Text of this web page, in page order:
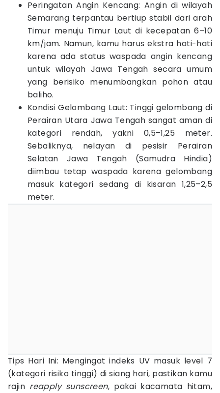
Peringatan Angin Kencang: Angin di wilayah
Semarang terpantau bertiup stabil dari arah
Timur menuju Timur Laut di kecepatan 6–10
km/jam. Namun, kamu harus ekstra hati-hati
karena ada status waspada angin kencang
untuk wilayah Jawa Tengah secara umum
yang berisiko menumbangkan pohon atau
baliho.
Kondisi Gelombang Laut: Tinggi gelombang di
Perairan Utara Jawa Tengah sangat aman di
kategori rendah, yakni 0,5–1,25 meter.
Sebaliknya, nelayan di pesisir Perairan
Selatan Jawa Tengah (Samudra Hindia)
diimbau tetap waspada karena gelombang
masuk kategori sedang di kisaran 1,25–2,5
meter.
Tips Hari Ini: Mengingat indeks UV masuk level 7
(kategori risiko tinggi) di siang hari, pastikan kamu
rajin reapply sunscreen, pakai kacamata hitam,